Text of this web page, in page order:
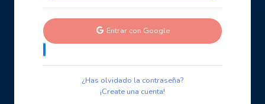
Entrar con Google
¿Has olvidado la contraseña?
¡Create una cuenta!